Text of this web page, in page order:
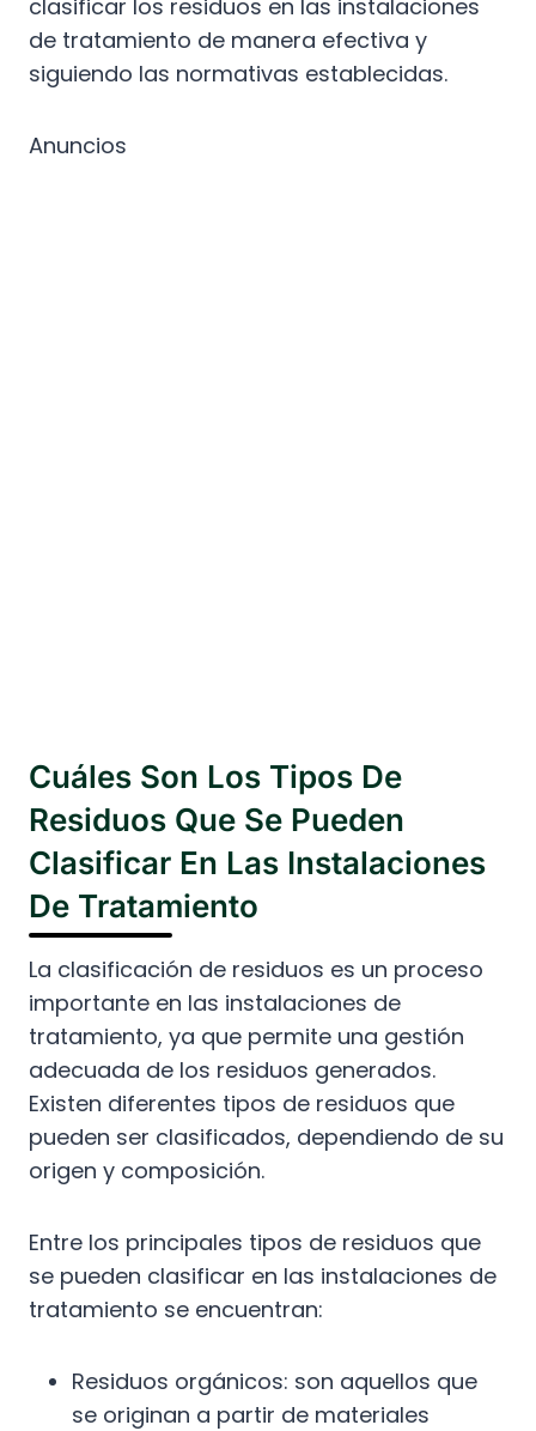
clasificar los residuos en las instalaciones
de tratamiento de manera efectiva y
siguiendo las normativas establecidas.
Anuncios
Cuáles Son Los Tipos De
Residuos Que Se Pueden
Clasificar En Las Instalaciones
De Tratamiento
La clasificación de residuos es un proceso
importante en las instalaciones de
tratamiento, ya que permite una gestión
adecuada de los residuos generados.
Existen diferentes tipos de residuos que
pueden ser clasificados, dependiendo de su
origen y composición.
Entre los principales tipos de residuos que
se pueden clasificar en las instalaciones de
tratamiento se encuentran:
Residuos orgánicos: son aquellos que
se originan a partir de materiales